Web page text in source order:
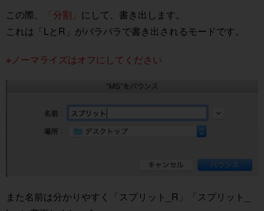
この際、 「分割」 にして、書き出します。
これは「LとR」がバラバラで書き出されるモードです。
※ノーマライズはオフにしてください
また名前は分かりやすく「スプリット_R」「スプリット_